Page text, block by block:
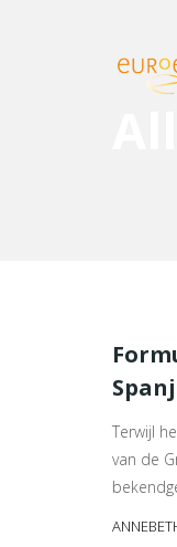
Terwijl
van de